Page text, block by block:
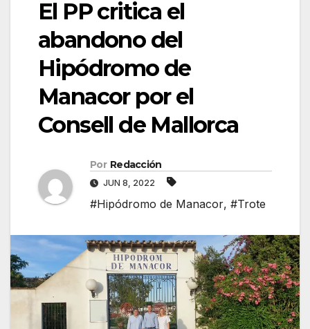
El PP critica el
abandono del
Hipódromo de
Manacor por el
Consell de Mallorca
Por Redacción
JUN 8, 2022
#Hipódromo de Manacor, #Trote